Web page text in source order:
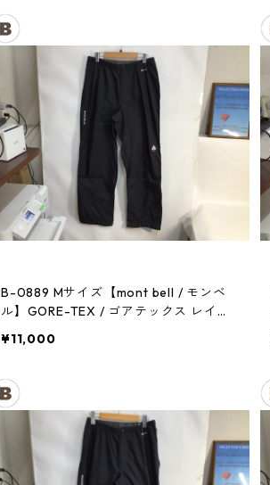
B-0889 Mサイズ【mont bell / モンベ
ル】GORE-TEX / ゴアテックス レイン
¥11,000